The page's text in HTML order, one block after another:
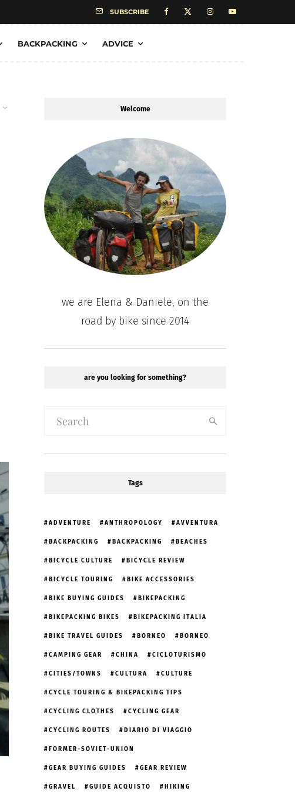
SUBSCRIBE
BACKPACKING ADVICE
Welcome
we are Elena & Daniele, on the
road by bike since 2014
are you looking for something?
Tags
ADVENTURE ANTHROPOLOGY AVVENTURA
BACKPACKING BACKPACKING BEACHES
BICYCLE CULTURE BICYCLE REVIEW
BICYCLE TOURING BIKE ACCESSORIES
BIKE BUYING GUIDES BIKEPACKING
BIKEPACKING BIKES BIKEPACKING ITALIA
BIKE TRAVEL GUIDES BORNEO BORNEO
CAMPING GEAR CHINA CICLOTURISMO
CITIES/TOWNS CULTURA CULTURE
CYCLE TOURING & BIKEPACKING TIPS
CYCLING CLOTHES CYCLING GEAR
CYCLING ROUTES DIARIO DI VIAGGIO
FORMER-SOVIET-UNION
GEAR BUYING GUIDES GEAR REVIEW
GRAVEL GUIDE ACQUISTO HIKING